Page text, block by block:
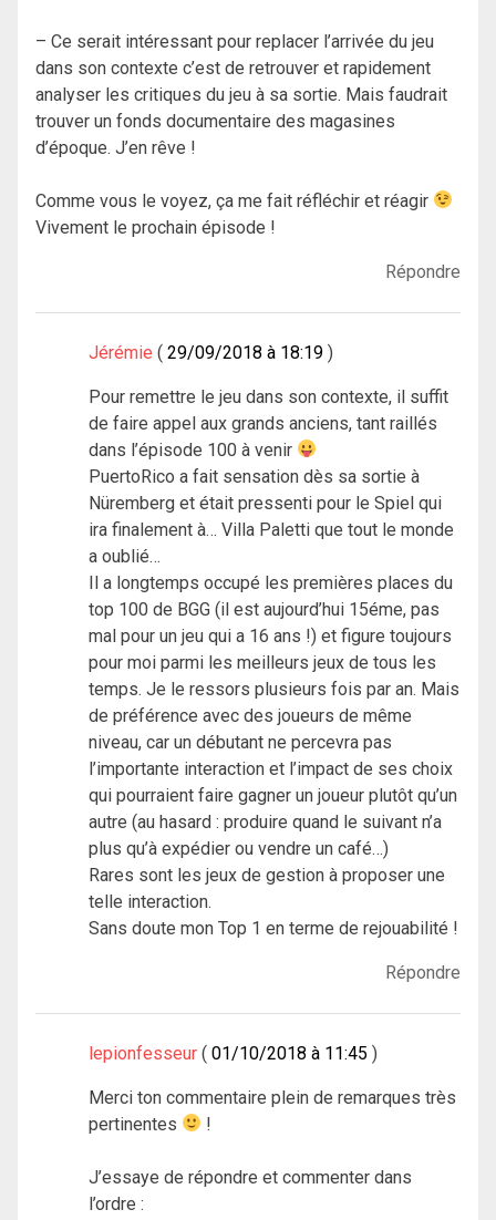
– Ce serait intéressant pour replacer l’arrivée du jeu
dans son contexte c’est de retrouver et rapidement
analyser les critiques du jeu à sa sortie. Mais faudrait
trouver un fonds documentaire des magasines
d’époque. J’en rêve !
Comme vous le voyez, ça me fait réfléchir et réagir
Vivement le prochain épisode !
Répondre
Jérémie 29/09/2018 à 18:19
Pour remettre le jeu dans son contexte, il suffit
de faire appel aux grands anciens, tant raillés
dans l’épisode 100 à venir
PuertoRico a fait sensation dès sa sortie à
Nüremberg et était pressenti pour le Spiel qui
ira finalement à… Villa Paletti que tout le monde
a oublié…
Il a longtemps occupé les premières places du
top 100 de BGG (il est aujourd’hui 15éme, pas
mal pour un jeu qui a 16 ans !) et figure toujours
pour moi parmi les meilleurs jeux de tous les
temps. Je le ressors plusieurs fois par an. Mais
de préférence avec des joueurs de même
niveau, car un débutant ne percevra pas
l’importante interaction et l’impact de ses choix
qui pourraient faire gagner un joueur plutôt qu’un
autre (au hasard : produire quand le suivant n’a
plus qu’à expédier ou vendre un café…)
Rares sont les jeux de gestion à proposer une
telle interaction.
Sans doute mon Top 1 en terme de rejouabilité !
Répondre
lepionfesseur 01/10/2018 à 11:45
Merci ton commentaire plein de remarques très
pertinentes
!
J’essaye de répondre et commenter dans
l’ordre :